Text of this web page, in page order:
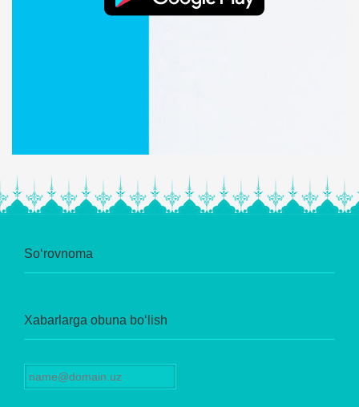
So‘rovnoma
Xabarlarga obuna bo‘lish